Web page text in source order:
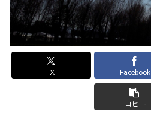
X Facebook
コピー